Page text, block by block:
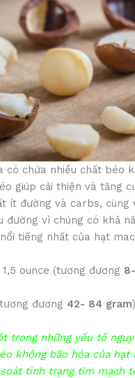
có chứa nhiều chất béo
giúp cải thiện và tăng
ít đường và carbs,
đường vì chúng có khả
tiếng nhất của hạt
ounce (tương đương
đương 42- 84 gram
trong những yếu tố
không bão hòa của hạt
tình trạng tim mạch